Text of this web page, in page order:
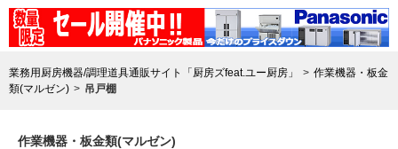
業務用厨房機器/調理道具通販サイト「厨房ズfeat.ユー厨房」
作業機器・板金
類(マルゼン)
吊戸棚
作業機器・板金類(マルゼン)